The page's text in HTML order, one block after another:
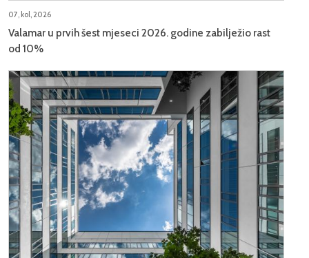
07, kol, 2026
Valamar u prvih šest mjeseci 2026. godine zabilježio rast
od 10%